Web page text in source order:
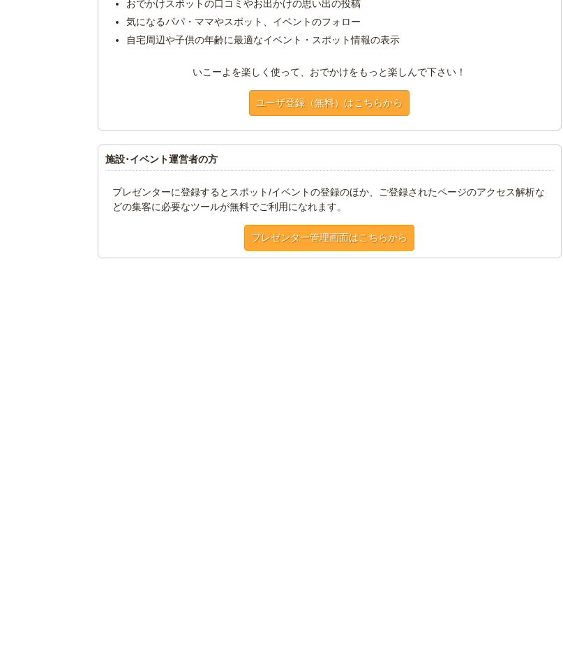
おでかけスポットの口コミやお出かけの思い出の投稿
気になるパパ・ママやスポット、イベントのフォロー
自宅周辺や子供の年齢に最適なイベント・スポット情報の表示
いこーよを楽しく使って、おでかけをもっと楽しんで下さい！
ユーザ登録（無料）はこちらから
施設･イベント運営者の方
プレゼンターに登録するとスポット/イベントの登録のほか、ご登録されたページのアクセス解析な
どの集客に必要なツールが無料でご利用になれます。
プレゼンター管理画面はこちらから